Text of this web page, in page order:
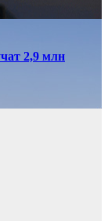
2,9 млн